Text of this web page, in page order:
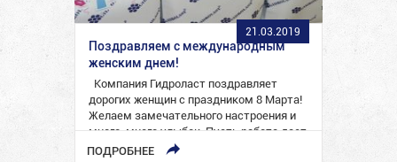
21.03.2019
Поздравляем с международным
женским днем!
Компания Гидроласт поздравляет
дорогих женщин с праздником 8 Марта!
Желаем замечательного настроения и
много-много улыбок. Пусть работа дает
желанные…
ПОДРОБНЕЕ